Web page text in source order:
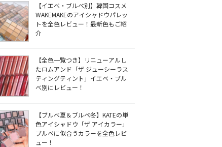
【イエベ・ブルベ別】韓国コスメ
WAKEMAKEのアイシャドウパレッ
トを全色レビュー！最新色もご紹
介
【全色一覧つき】リニューアルし
たロムアンド「ザ ジューシーラス
ティングティント」イエベ・ブル
ベ別にレビュー！
【ブルベ夏＆ブルベ冬】KATEの単
色アイシャドウ「ザ アイカラー」
ブルベに似合うカラーを全色レビ
ュー！